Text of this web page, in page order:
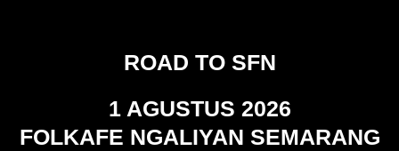
ROAD TO SFN
1 AGUSTUS 2026
FOLKAFE NGALIYAN SEMARANG